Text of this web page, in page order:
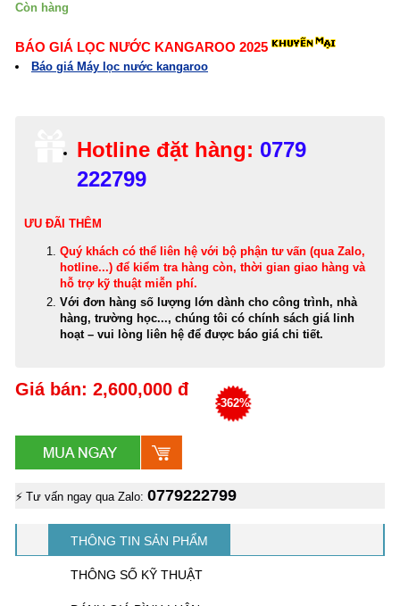
Còn hàng
BÁO GIÁ LỌC NƯỚC KANGAROO 2025
Báo giá Máy lọc nước kangaroo
Hotline đặt hàng: 0779
222799
ƯU ĐÃI THÊM
Quý khách có thể liên hệ với bộ phận tư vấn (qua Zalo,
hotline...) để kiểm tra hàng còn, thời gian giao hàng và
hỗ trợ kỹ thuật miễn phí.
Với đơn hàng số lượng lớn dành cho công trình, nhà
hàng, trường học..., chúng tôi có chính sách giá linh
hoạt – vui lòng liên hệ để được báo giá chi tiết.
Giá bán: 2,600,000 đ
-362%
⚡ Tư vấn ngay qua Zalo: 0779222799
THÔNG TIN SẢN PHẨM
THÔNG SỐ KỸ THUẬT